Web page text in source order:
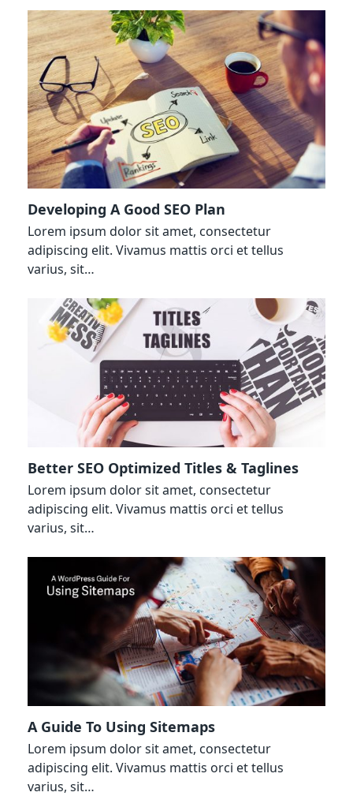
Developing A Good SEO Plan
Lorem ipsum dolor sit amet, consectetur
adipiscing elit. Vivamus mattis orci et tellus
varius, sit…
Better SEO Optimized Titles & Taglines
Lorem ipsum dolor sit amet, consectetur
adipiscing elit. Vivamus mattis orci et tellus
varius, sit…
A Guide To Using Sitemaps
Lorem ipsum dolor sit amet, consectetur
adipiscing elit. Vivamus mattis orci et tellus
varius, sit…